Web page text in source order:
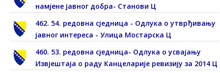
намјене јавног добра- Станови Ц
462. 54. редовна сједница - Одлука о утврђивању
јавног интереса - Улица Мостарска Ц
460. 53. редовна сједница- Одлука о усвајању
Извјештаја о раду Канцеларије ревизију за 2014 Ц